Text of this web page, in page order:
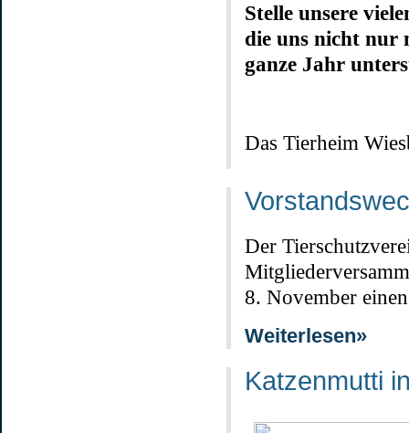
Stelle unsere
die uns nicht nur
ganze Jahr
Das Tierheim
Der
8. November
Weiterlesen»
Katzenmutti